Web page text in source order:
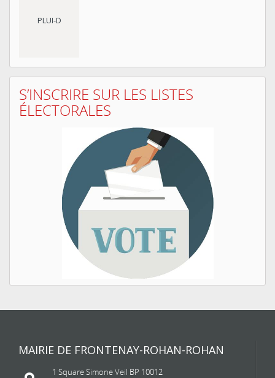
PLUI-D
S’INSCRIRE SUR LES LISTES
ÉLECTORALES
MAIRIE DE FRONTENAY-ROHAN-ROHAN
1 Square Simone Veil BP 10012